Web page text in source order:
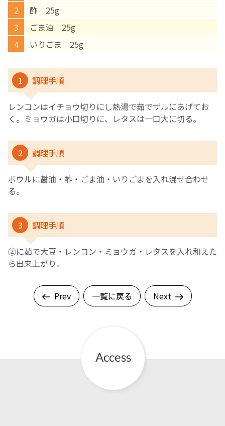
酢 25g
ごま油 25g
いりごま 25g
1 調理手順
レンコンはイチョウ切りにし熱湯で茹でザルにあげてお
く。ミョウガは小口切りに、レタスは一口大に切る。
2 調理手順
ボウルに醤油・酢・ごま油・いりごまを入れ混ぜ合わせ
る。
3 調理手順
➁に茹で大豆・レンコン・ミョウガ・レタスを入れ和えた
ら出来上がり。
Prev 一覧に戻る Next